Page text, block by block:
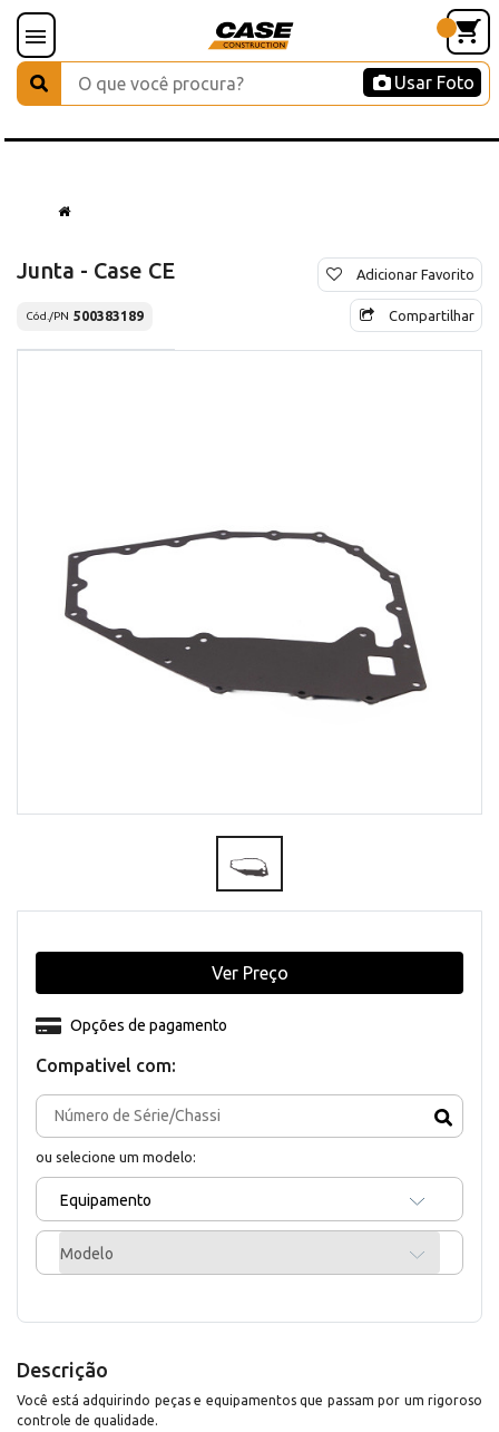
Usar Foto
Junta - Case CE
Cód./PN 500383189
Adicionar Favorito
Compartilhar
Compativel com:
ou selecione um modelo:
Equipamento
Modelo
Opções de pagamento
Ver Preço
Descrição
Você está adquirindo peças e equipamentos que passam por um rigoroso
controle de qualidade.